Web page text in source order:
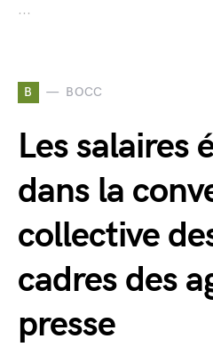
...
B BOCC
Les salaires
dans la
collective
cadres des
presse